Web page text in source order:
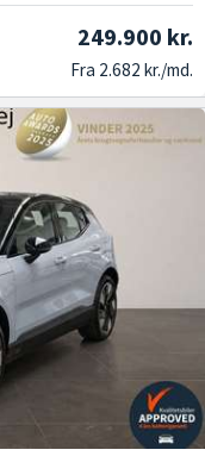
249.900 kr.
Fra 2.682 kr./md.